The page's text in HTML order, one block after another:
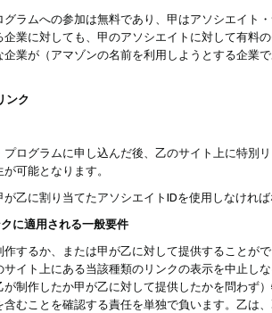
グラムへの参加は無料であり、甲はアソシエイト
企業に対しても、甲のアソシエイトに対して有料
業が（アマゾンの名前を利用しようとする企業
ンク
ログラムに申し込んだ後、乙のサイト上に特別
可能となります。
乙に割り当てたアソシエイトIDを使用しなけれ
に適用される一般要件
するか、または甲が乙に対して提供することが
サイト上にある当該種類のリンクの表示を中止し
制作したか甲が乙に対して提供したかを問わず
むことを確認する責任を単独で負います。乙は